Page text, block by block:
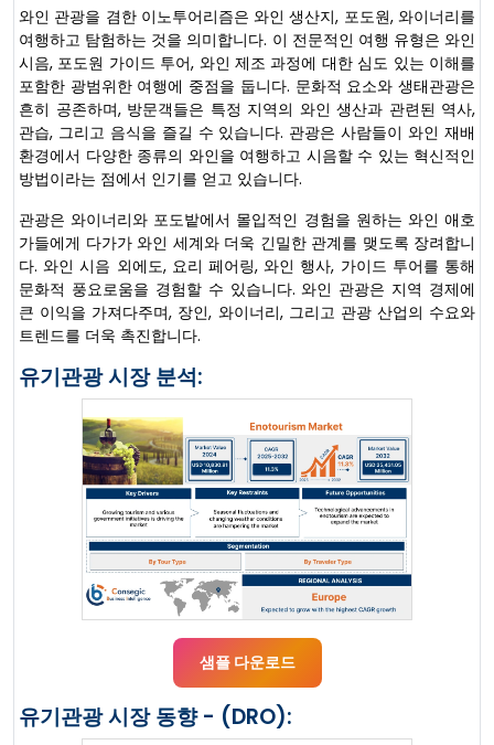
와인 관광을 겸한 이노투어리즘은 와인 생산지, 포도원, 와이너리를
여행하고 탐험하는 것을 의미합니다. 이 전문적인 여행 유형은 와인
시음, 포도원 가이드 투어, 와인 제조 과정에 대한 심도 있는 이해를
포함한 광범위한 여행에 중점을 둡니다. 문화적 요소와 생태관광은
흔히 공존하며, 방문객들은 특정 지역의 와인 생산과 관련된 역사,
관습, 그리고 음식을 즐길 수 있습니다. 관광은 사람들이 와인 재배
환경에서 다양한 종류의 와인을 여행하고 시음할 수 있는 혁신적인
방법이라는 점에서 인기를 얻고 있습니다.
관광은 와이너리와 포도밭에서 몰입적인 경험을 원하는 와인 애호
가들에게 다가가 와인 세계와 더욱 긴밀한 관계를 맺도록 장려합니
다. 와인 시음 외에도, 요리 페어링, 와인 행사, 가이드 투어를 통해
문화적 풍요로움을 경험할 수 있습니다. 와인 관광은 지역 경제에
큰 이익을 가져다주며, 장인, 와이너리, 그리고 관광 산업의 수요와
트렌드를 더욱 촉진합니다.
유기관광 시장 분석:
샘플 다운로드
유기관광 시장 동향 - (DRO):